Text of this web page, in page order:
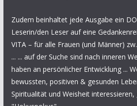
Zudem beinhaltet jede Ausgabe ein
Leserin/den Leser auf eine
VITA – für alle Frauen (und Männer)
... ... auf der Suche sind nach inneren
haben an persönlicher Entwicklung ...
bewussten, positiven & gesunden
Spiritualität und Weisheit interessieren,